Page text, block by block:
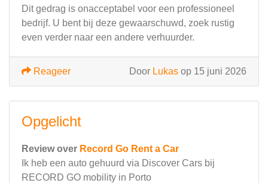
Dit gedrag is onacceptabel voor een professioneel
bedrijf. U bent bij deze gewaarschuwd, zoek rustig
even verder naar een andere verhuurder.
Door Lukas op 15 juni 2026
Reageer
Opgelicht
Review over Record Go Rent a Car
Ik heb een auto gehuurd via Discover Cars bij
RECORD GO mobility in Porto